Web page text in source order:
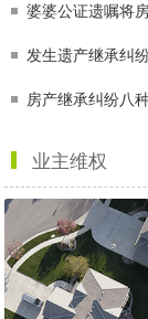
婆婆公证遗嘱将
发生遗产继承纠
房产继承纠纷八
业主维权